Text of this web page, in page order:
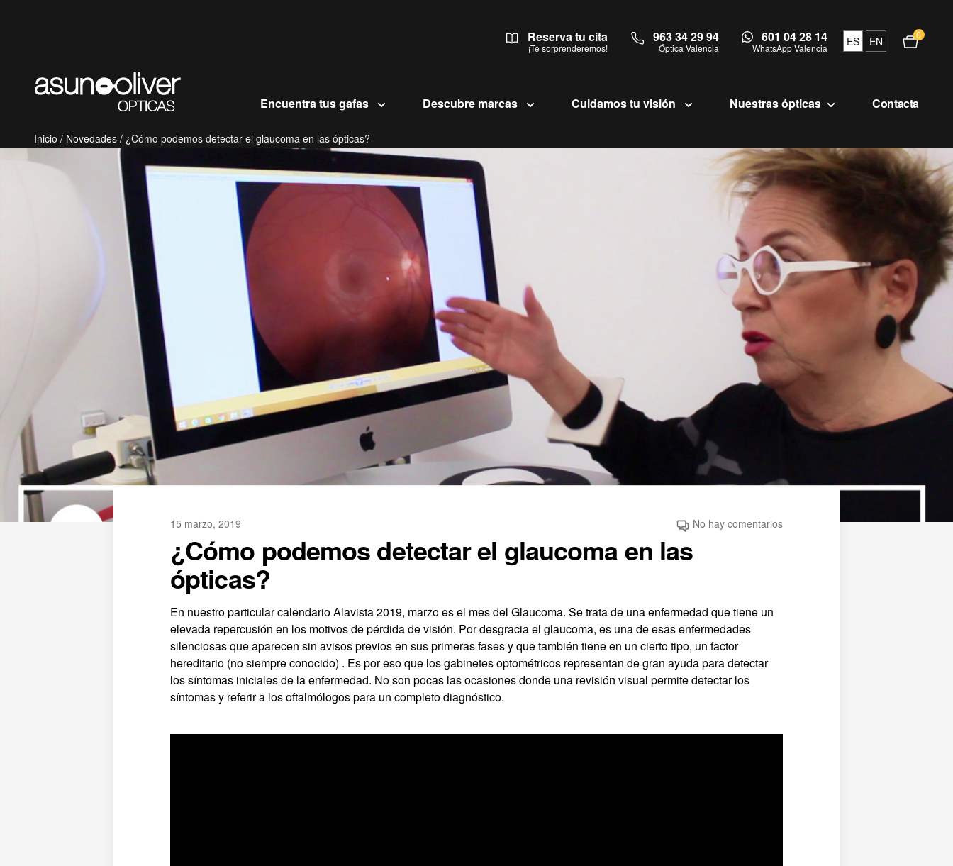
Reserva tu cita
¡Te sorprenderemos!
963 34 29 94
Óptica Valencia
601 04 28 14
WhatsApp Valencia ES EN 0Abrir
Encuentra tus gafas Descubre marcas Cuidamos tu visión Nuestras ópticas Contacta
Inicio / Novedades / ¿Cómo podemos detectar el glaucoma en las ópticas?
15 marzo, 2019 No hay comentarios
¿Cómo podemos detectar el glaucoma en las
ópticas?
En nuestro particular calendario Alavista 2019, marzo es el mes del Glaucoma. Se trata de una enfermedad que tiene un
elevada repercusión en los motivos de pérdida de visión. Por desgracia el glaucoma, es una de esas enfermedades
silenciosas que aparecen sin avisos previos en sus primeras fases y que también tiene en un cierto tipo, un factor
hereditario (no siempre conocido) . Es por eso que los gabinetes optométricos representan de gran ayuda para detectar
los síntomas iniciales de la enfermedad. No son pocas las ocasiones donde una revisión visual permite detectar los
síntomas y referir a los oftalmólogos para un completo diagnóstico.